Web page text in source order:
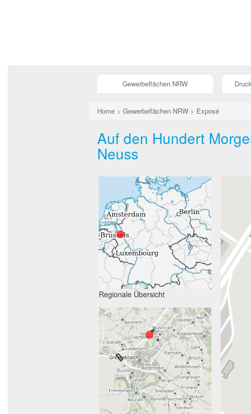
Gewerbeflächen NRW
Home > Gewerbeflächen NRW > Exposé
Auf den Hundert
Neuss
Regionale Übersicht